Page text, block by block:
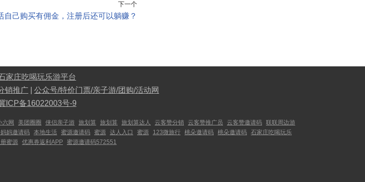
下一个
自己购买有佣金，注册后还可以躺赚？
家庄吃喝玩乐游平台
销推广
公众号/特价门票/亲子游/团购/活动网
ICP备16022003号-9
六网 美团圈圈 侠侣亲子游 旅划算 旅划算 旅划算达人 云客赞分销 云客赞推广员 云客赞邀请码 联联周边游
妈邀请码 本地生活 蜜源邀请码 蜜源 达人入口 蜜源 123微旅行 桃朵邀请码 桃朵邀请码 石家庄吃喝玩乐
蜜源 优惠券返利APP 蜜源邀请码572551